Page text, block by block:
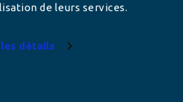
de leurs services.
détails